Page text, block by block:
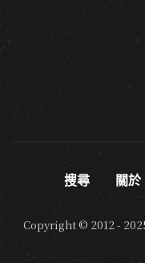
搜尋 關於
Copyright © 2012 -